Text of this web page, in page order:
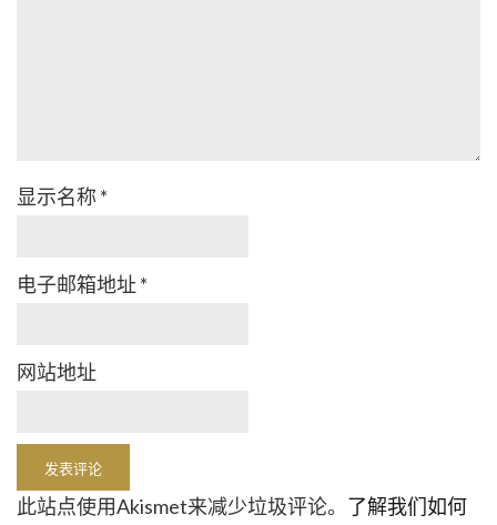
显示名称 *
电子邮箱地址 *
网站地址
此站点使用Akismet来减少垃圾评论。 了解我们如何